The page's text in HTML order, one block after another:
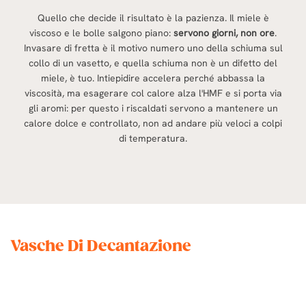
Quello che decide il risultato è la pazienza. Il miele è
viscoso e le bolle salgono piano: servono giorni, non ore.
Invasare di fretta è il motivo numero uno della schiuma sul
collo di un vasetto, e quella schiuma non è un difetto del
miele, è tuo. Intiepidire accelera perché abbassa la
viscosità, ma esagerare col calore alza l'HMF e si porta via
gli aromi: per questo i riscaldati servono a mantenere un
calore dolce e controllato, non ad andare più veloci a colpi
di temperatura.
Vasche Di Decantazione